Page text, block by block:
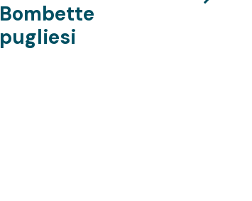
Bombette
pugliesi